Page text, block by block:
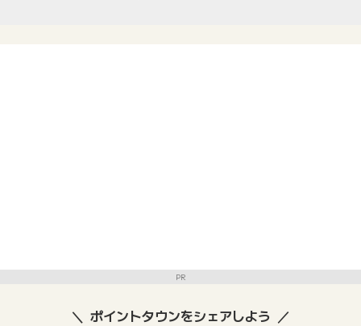
PR
ポイントタウンをシェアしよう